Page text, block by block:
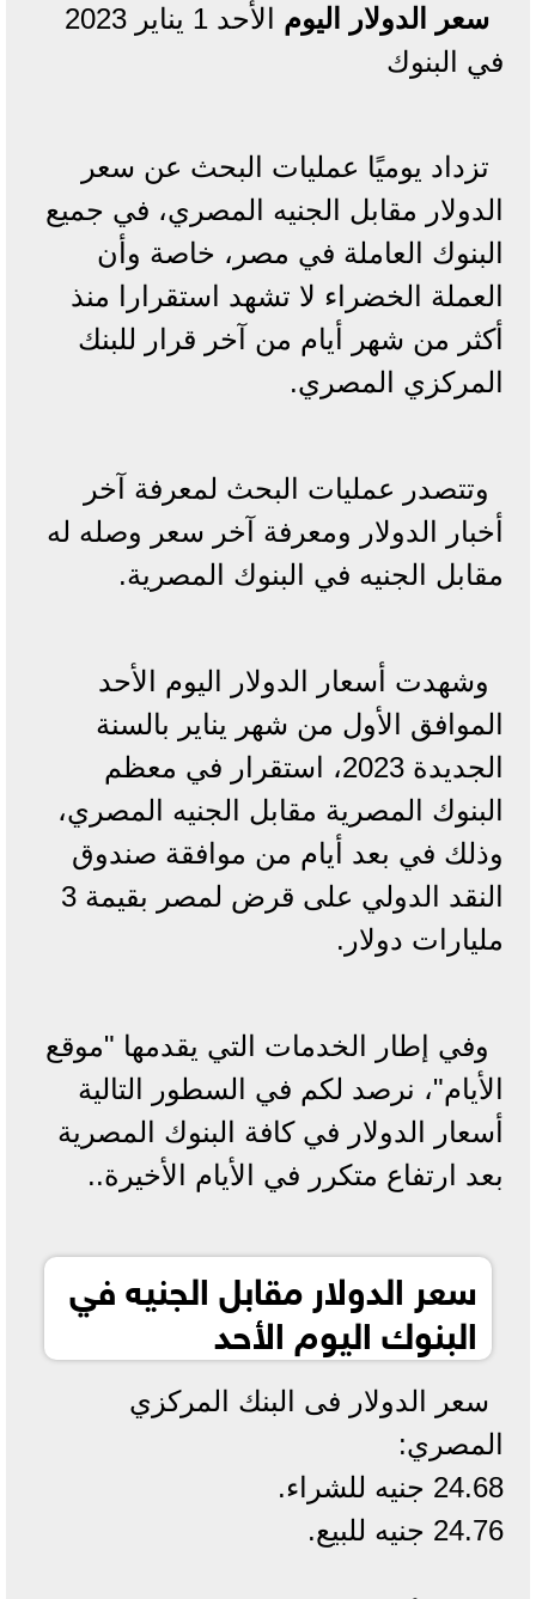
سعر الدولار اليوم
الأحد 1 يناير 2023
في البنوك
تزداد يوميًا عمليات البحث عن سعر
الدولار مقابل الجنيه المصري، في جميع
البنوك العاملة في مصر، خاصة وأن
العملة الخضراء لا تشهد استقرارا منذ
أكثر من شهر أيام من آخر قرار للبنك
المركزي المصري.
وتتصدر عمليات البحث لمعرفة آخر
أخبار الدولار ومعرفة آخر سعر وصله له
مقابل الجنيه في البنوك المصرية.
وشهدت أسعار الدولار اليوم الأحد
الموافق الأول من شهر يناير بالسنة
الجديدة 2023، استقرار في معظم
البنوك المصرية مقابل الجنيه المصري،
وذلك في بعد أيام من موافقة صندوق
النقد الدولي على قرض لمصر بقيمة 3
مليارات دولار.
وفي إطار الخدمات التي يقدمها "موقع
الأيام"، نرصد لكم في السطور التالية
أسعار الدولار في كافة البنوك المصرية
بعد ارتفاع متكرر في الأيام الأخيرة..
سعر الدولار مقابل الجنيه في
البنوك اليوم الأحد
سعر الدولار فى البنك المركزي
المصري:
24.68 جنيه للشراء.
24.76 جنيه للبيع.